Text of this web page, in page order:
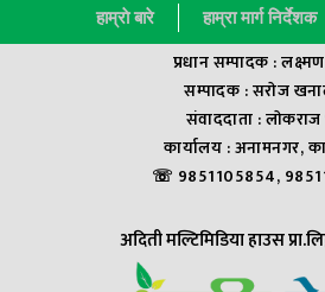
हाम्राे बारे हाम्रा मार्ग निर्देशक
प्रधान सम्पादक : लक्ष्मण
सम्पादक : सराेज
संवाददाता : लाेकराज
कार्यालय : अनामनगर,
☏ 9851105854,
अदिती मल्टिमिडिया हाउस